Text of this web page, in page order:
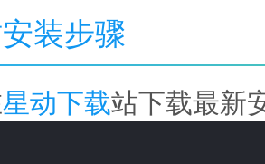
装步骤
星动下载站下载最新